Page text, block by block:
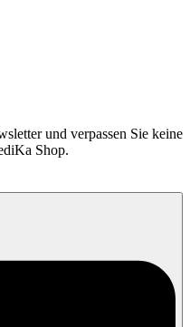
und verpassen Sie keine
Shop.